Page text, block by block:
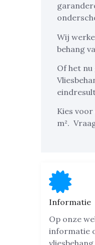
Wij
behang
Of het
Kies
m².
Informatie
Op onze
informatie